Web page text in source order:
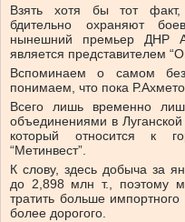
Взять хотя бы тот
бдительно охраняют
нынешний премьер ДНР
является представителем
Вспоминаем о самом
понимаем, что пока
Всего лишь временно
объединениями в
который относится к
“Метинвест”.
К слову, здесь добыча за
до 2,898 млн т., поэтому
тратить больше
более дорогого.